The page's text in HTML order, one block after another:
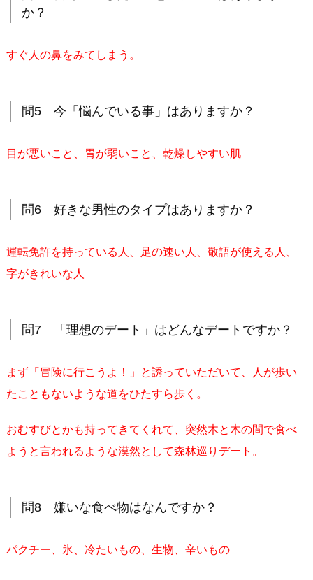
か？
すぐ人の鼻をみてしまう。
問5 今「悩んでいる事」はありますか？
目が悪いこと、胃が弱いこと、乾燥しやすい肌
問6 好きな男性のタイプはありますか？
運転免許を持っている人、足の速い人、敬語が使える人、
字がきれいな人
問7 「理想のデート」はどんなデートですか？
まず「冒険に行こうよ！」と誘っていただいて、人が歩い
たこともないような道をひたすら歩く。
おむすびとかも持ってきてくれて、突然木と木の間で食べ
ようと言われるような漠然として森林巡りデート。
問8 嫌いな食べ物はなんですか？
パクチー、氷、冷たいもの、生物、辛いもの